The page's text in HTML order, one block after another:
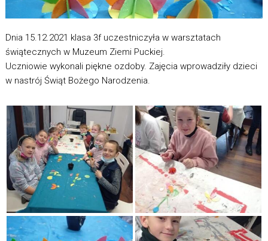
Dnia 15.12.2021 klasa 3f uczestniczyła w warsztatach
świątecznych w Muzeum Ziemi Puckiej.
Uczniowie wykonali piękne ozdoby. Zajęcia wprowadziły dzieci
w nastrój Świąt Bożego Narodzenia.